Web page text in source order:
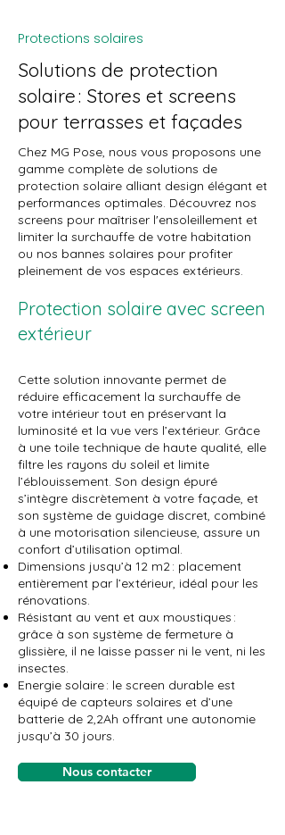
Protections solaires
Solutions de protection
solaire : Stores et screens
pour terrasses et façades
Chez MG Pose, nous vous proposons une
gamme complète de solutions de
protection solaire alliant design élégant et
performances optimales. Découvrez nos
screens pour maîtriser l'ensoleillement et
limiter la surchauffe de votre habitation
ou nos bannes solaires pour profiter
pleinement de vos espaces extérieurs.
Protection solaire avec screen
extérieur
Cette solution innovante permet de
réduire efficacement la surchauffe de
votre intérieur tout en préservant la
luminosité et la vue vers l’extérieur. Grâce
à une toile technique de haute qualité, elle
filtre les rayons du soleil et limite
l’éblouissement. Son design épuré
s’intègre discrètement à votre façade, et
son système de guidage discret, combiné
à une motorisation silencieuse, assure un
confort d’utilisation optimal.
Dimensions jusqu’à 12 m2 : placement
entièrement par l’extérieur, idéal pour les
rénovations.
Résistant au vent et aux moustiques :
grâce à son système de fermeture à
glissière, il ne laisse passer ni le vent, ni les
insectes.
Energie solaire : le screen durable est
équipé de capteurs solaires et d’une
batterie de 2,2Ah offrant une autonomie
jusqu’à 30 jours.
Nous contacter